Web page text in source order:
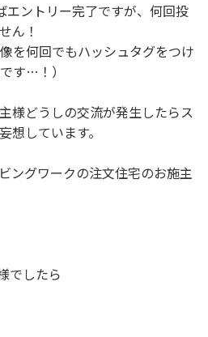
エントリー完了ですが、何回投
ん！
を何回でもハッシュタグをつけ
す…！）
様どうしの交流が発生したらス
想しています。
ングワークの注文住宅のお施主
でしたら